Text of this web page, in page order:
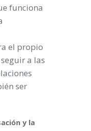
funciona
el propio
a las
ser
y la